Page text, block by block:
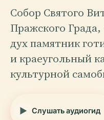
Собор Святого
Пражского
дух памятник
и краеугольный
культурной
Слушать аудиогид